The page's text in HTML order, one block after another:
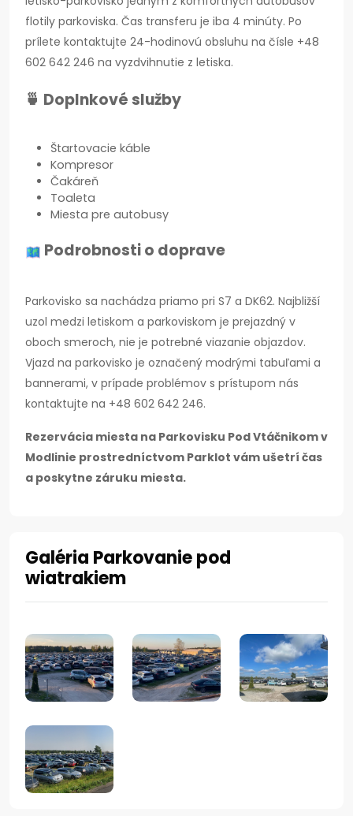
flotily parkoviska. Čas transferu je iba 4 minúty. Po
prílete kontaktujte 24-hodinovú obsluhu na čísle +48
602 642 246 na vyzdvihnutie z letiska.
🍵 Doplnkové služby
Štartovacie káble
Kompresor
Čakáreň
Toaleta
Miesta pre autobusy
Podrobnosti o doprave
Parkovisko sa nachádza priamo pri S7 a DK62. Najbližší
uzol medzi letiskom a parkoviskom je prejazdný v
oboch smeroch, nie je potrebné viazanie objazdov.
Vjazd na parkovisko je označený modrými tabuľami a
bannerami, v prípade problémov s prístupom nás
kontaktujte na +48 602 642 246.
Rezervácia miesta na Parkovisku Pod Vtáčnikom v
Modlinie prostredníctvom Parklot vám ušetrí čas
a poskytne záruku miesta.
Galéria Parkovanie pod
wiatrakiem